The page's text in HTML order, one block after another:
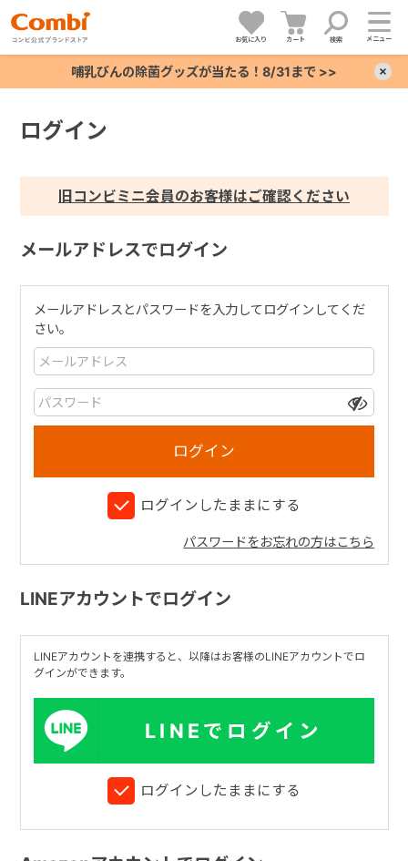
お気に入り カート 検索 メニュー
哺乳びんの除菌グッズが当たる！8/31まで >>
ログイン
旧コンビミニ会員のお客様はご確認ください
メールアドレスでログイン
メールアドレスとパスワードを入力してログインしてくだ
さい。
ログインしたままにする
パスワードをお忘れの方はこちら
LINEアカウントでログイン
LINEアカウントを連携すると、以降はお客様のLINEアカウントでロ
グインができます。
LINEでログイン
ログインしたままにする